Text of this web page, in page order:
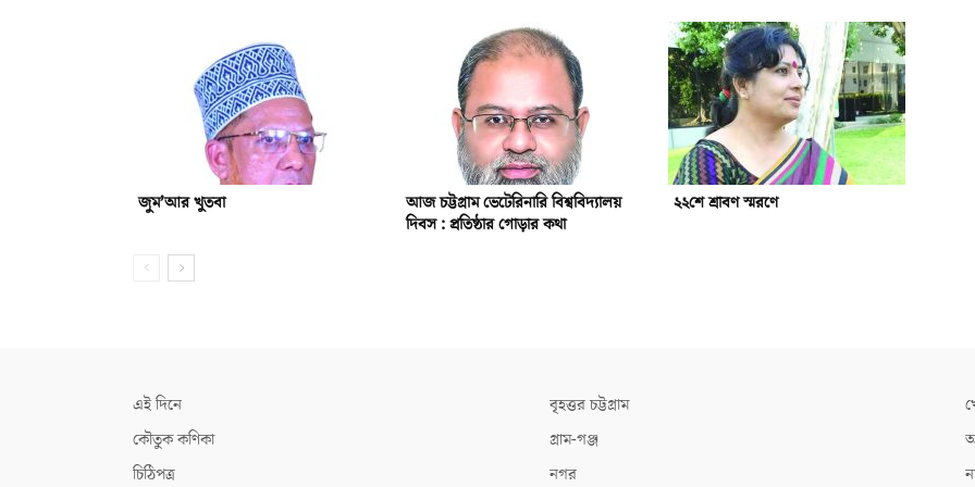
জুম’আর খুতবা
আজ চট্টগ্রাম ভেটেরিনারি বিশ্ববিদ্যালয়
দিবস : প্রতিষ্ঠার গোড়ার কথা
২২শে শ্রাবণ স্মরণে
এই দিনে
কৌতুক কণিকা
চিঠিপত্র
বৃহত্তর চট্টগ্রাম
গ্রাম-গঞ্জ
নগর